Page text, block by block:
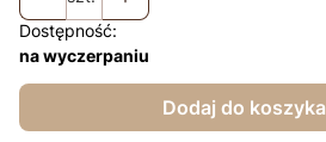
Dostępność:
na wyczerpaniu
Dodaj do koszyka